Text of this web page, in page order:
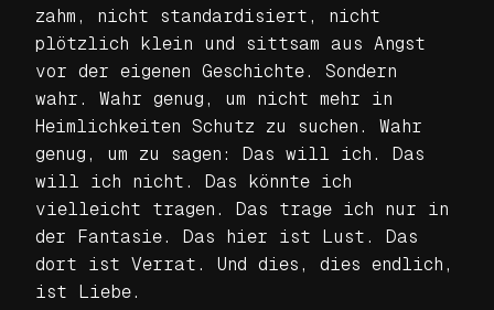
zahm, nicht standardisiert, nicht
plötzlich klein und sittsam aus Angst
vor der eigenen Geschichte. Sondern
wahr. Wahr genug, um nicht mehr in
Heimlichkeiten Schutz zu suchen. Wahr
genug, um zu sagen: Das will ich. Das
will ich nicht. Das könnte ich
vielleicht tragen. Das trage ich nur in
der Fantasie. Das hier ist Lust. Das
dort ist Verrat. Und dies, dies endlich,
ist Liebe.